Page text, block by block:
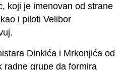
koji je imenovan od strane
i piloti Velibor
Dinkića i Mrkonjića od
radne grupe da formira